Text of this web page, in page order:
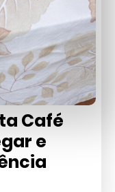
Café
e